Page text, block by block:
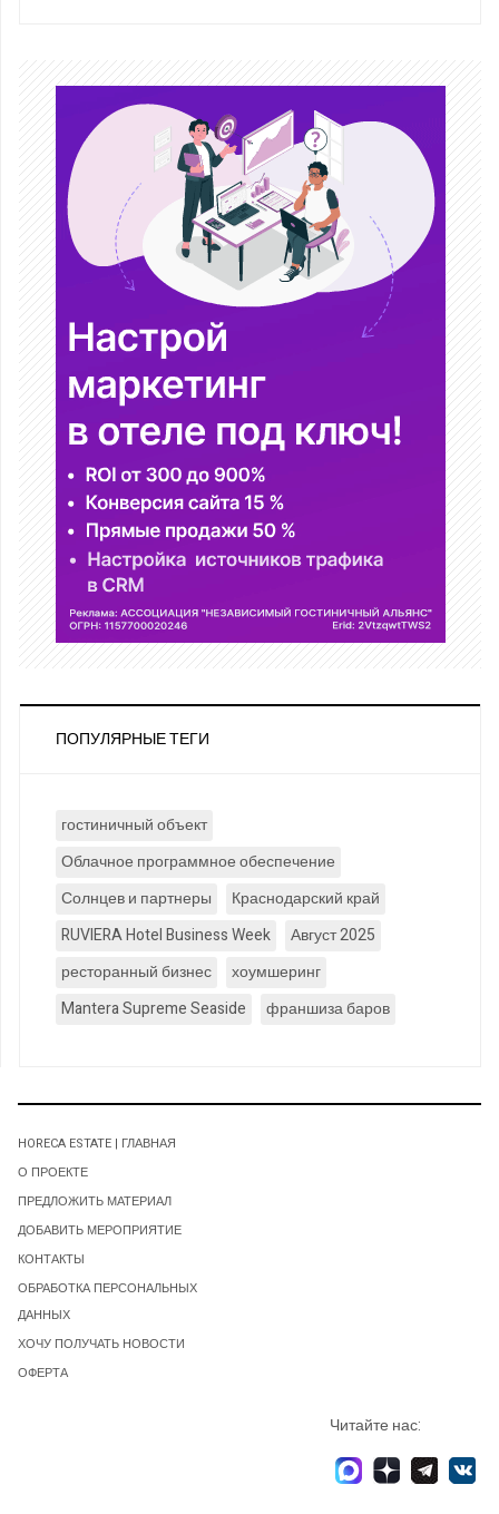
ПОПУЛЯРНЫЕ ТЕГИ
гостиничный объект
Облачное программное обеспечение
Солнцев и партнеры
Краснодарский край
RUVIERA Hotel Business Week
Август 2025
ресторанный бизнес
хоумшеринг
Mantera Supreme Seaside
франшиза баров
HORECA ESTATE | ГЛАВНАЯ
О ПРОЕКТЕ
ПРЕДЛОЖИТЬ МАТЕРИАЛ
ДОБАВИТЬ МЕРОПРИЯТИЕ
КОНТАКТЫ
ОБРАБОТКА ПЕРСОНАЛЬНЫХ
ДАННЫХ
ХОЧУ ПОЛУЧАТЬ НОВОСТИ
ОФЕРТА
Читайте нас: